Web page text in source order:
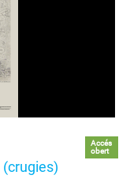
Accés
obert